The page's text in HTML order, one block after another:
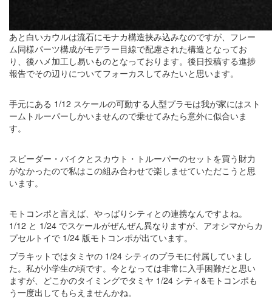
あと白いカウルは流石にモナカ構造挟み込みなのですが、フレー
ム同様パーツ構成がモデラー目線で配慮された構造となってお
り、後ハメ加工し易いものとなっております。後日投稿する進捗
報告でその辺りについてフォーカスしてみたいと思います。
手元にある 1/12 スケールの可動する人型プラモは我が家にはスト
ームトルーパーしかいませんので乗せてみたら意外に似合いま
す。
スピーダー・バイクとスカウト・トルーパーのセットを買う財力
がなかったので私はこの組み合わせで楽しませていただこうと思
います。
モトコンポと言えば、やっぱりシティとの連携なんですよね。
1/12 と 1/24 でスケールがぜんぜん異なりますが、アオシマからカ
プセルトイで 1/24 版モトコンポが出ています。
プラキットではタミヤの 1/24 シティのプラモに付属していまし
た。私が小学生の頃です。今となっては非常に入手困難だと思い
ますが、どこかのタイミングでタミヤ 1/24 シティ&モトコンポも
う一度出してもらえませんかね。